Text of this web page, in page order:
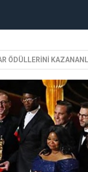
ÖDÜLLERİNİ